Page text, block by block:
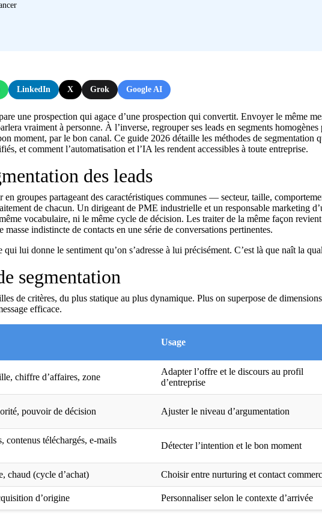
LinkedIn X Grok Google AI
une prospection qui agace d’une prospection qui convertit. Envoyer le même
vraiment à personne. À l’inverse, regrouper ses leads en segments homogènes
moment, par le bon canal. Ce guide 2026 détaille les méthodes de segmentation
et comment l’automatisation et l’IA les rendent accessibles à toute entreprise.
des leads
en groupes partageant des caractéristiques communes — secteur, taille,
de chacun. Un dirigeant de PME industrielle et un responsable marketing
vocabulaire, ni le même cycle de décision. Les traiter de la même façon
indistincte de contacts en une série de conversations pertinentes.
lui donne le sentiment qu’on s’adresse à lui précisément. C’est là que naît la
segmentation
de critères, du plus statique au plus dynamique. Plus on superpose de dimensions
efficace.
Usage
chiffre d’affaires, zone
Adapter l’offre et le discours au profil
d’entreprise
pouvoir de décision Ajuster le niveau d’argumentation
contenus téléchargés, e-mails
Détecter l’intention et le bon moment
chaud (cycle d’achat) Choisir entre nurturing et contact
d’origine Personnaliser selon le contexte d’arrivée